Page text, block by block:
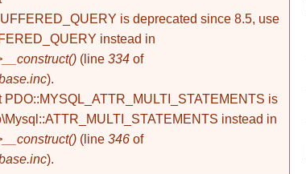
is deprecated since 8.5, use
instead in
(line 334 of
).
PDO::MYSQL_ATTR_MULTI_STATEMENTS is
instead in
(line 346 of
).